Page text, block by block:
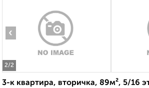
2/2
‹
3-к квартира, вторичка, 89м², 5/16